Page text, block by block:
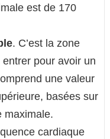
est de 170
. C’est la zone
pour avoir un
une valeur
basées sur
maximale.
cardiaque